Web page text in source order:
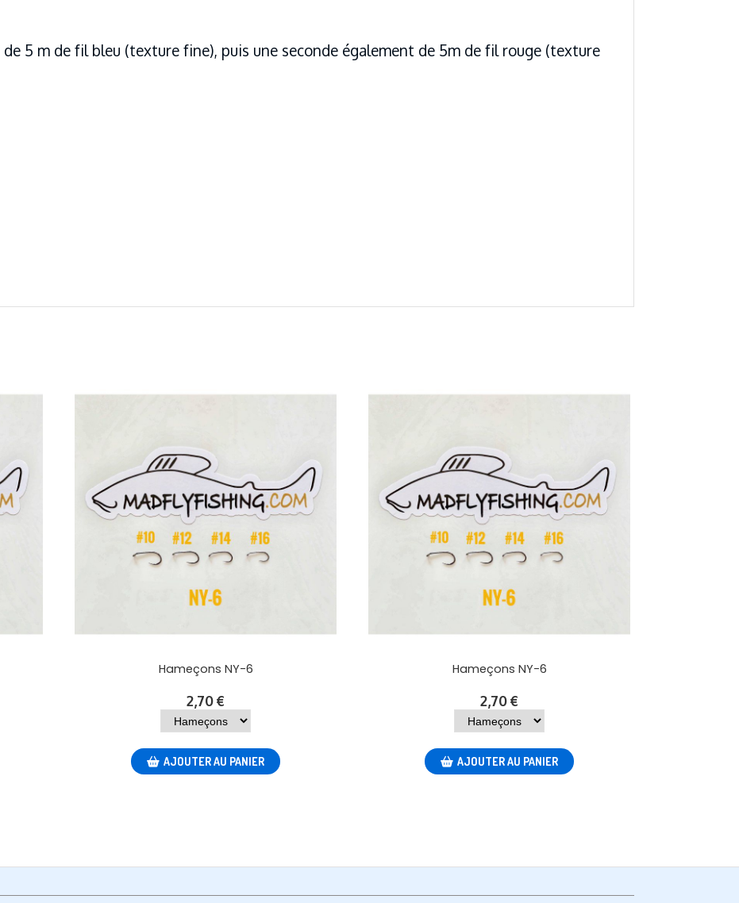
5 m de fil bleu (texture fine), puis une seconde également de 5m de fil rouge (texture
Hameçons NY-6
2,70€
AJOUTER AU PANIER
Hameçons NY-6
2,70€
AJOUTER AU PANIER